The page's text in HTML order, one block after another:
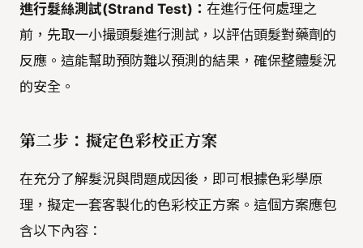
進行髮絲測試(Strand Test)： 在進行任何處理之
前，先取一小撮頭髮進行測試，以評估頭髮對藥劑的
反應。這能幫助預防難以預測的結果，確保整體髮況
的安全。
第二步：擬定色彩校正方案
在充分了解髮況與問題成因後，即可根據色彩學原
理，擬定一套客製化的色彩校正方案。這個方案應包
含以下內容：